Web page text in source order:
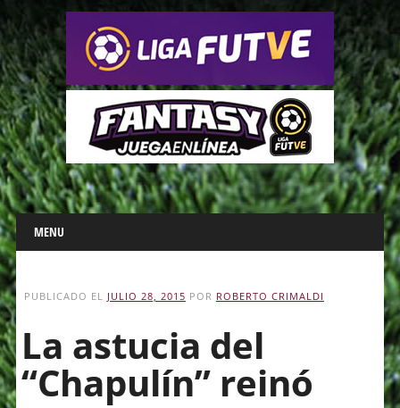
Main menu
Skip
to
content
MENU
PUBLICADO EL JULIO 28, 2015 POR ROBERTO CRIMALDI
La astucia del
“Chapulín” reinó